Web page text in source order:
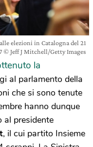
elezioni in Catalogna del 21
© Jeff J Mitchell/Getty Images
la
al parlamento della
che si sono tenute
hanno dunque
al presidente
, il cui partito Insieme